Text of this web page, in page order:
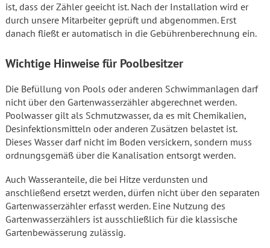
ist, dass der Zähler geeicht ist. Nach der Installation wird er
durch unsere Mitarbeiter geprüft und abgenommen. Erst
danach fließt er automatisch in die Gebührenberechnung ein.
Wichtige Hinweise für Poolbesitzer
Die Befüllung von Pools oder anderen Schwimmanlagen darf
nicht über den Gartenwasserzähler abgerechnet werden.
Poolwasser gilt als Schmutzwasser, da es mit Chemikalien,
Desinfektionsmitteln oder anderen Zusätzen belastet ist.
Dieses Wasser darf nicht im Boden versickern, sondern muss
ordnungsgemäß über die Kanalisation entsorgt werden.
Auch Wasseranteile, die bei Hitze verdunsten und
anschließend ersetzt werden, dürfen nicht über den separaten
Gartenwasserzähler erfasst werden. Eine Nutzung des
Gartenwasserzählers ist ausschließlich für die klassische
Gartenbewässerung zulässig.